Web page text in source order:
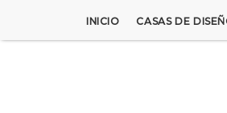
INICIO CASAS DE